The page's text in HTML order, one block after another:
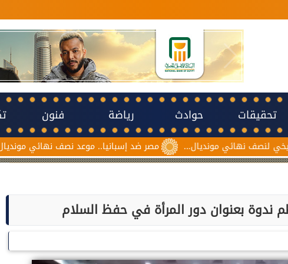
تحقيقات حوادث رياضة فنون
مصر ضد إسبانيا.. موعد نصف نهائي مونديال ناشئات مونديال...
ندوة بعنوان دور المرأة في حفظ السلام